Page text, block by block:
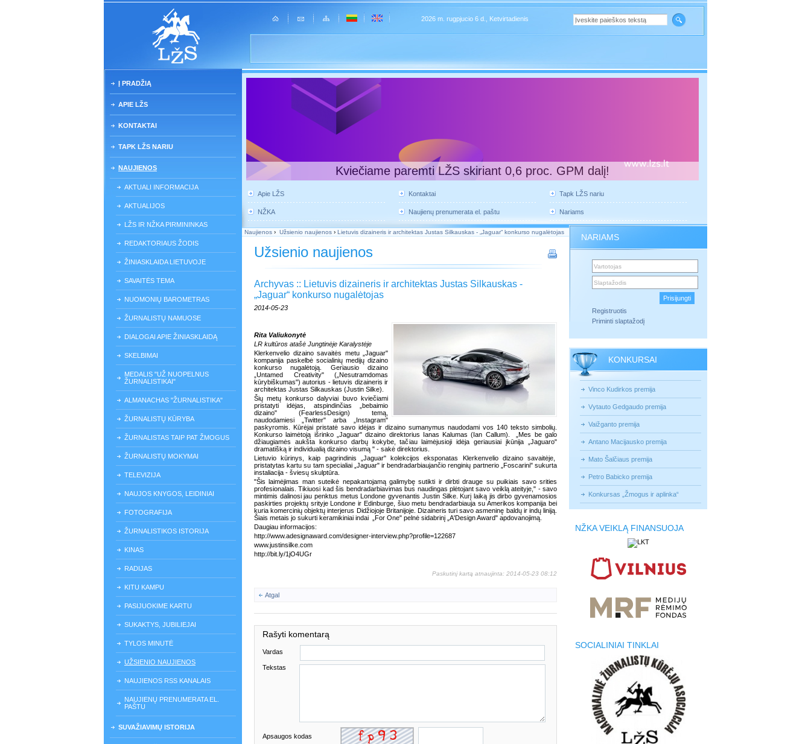
2026 m. rugpjucio 6 d., Ketvirtadienis
Į PRADŽIĄ
APIE LŽS
KONTAKTAI
TAPK LŽS NARIU
NAUJIENOS
AKTUALI INFORMACIJA
AKTUALIJOS
LŽS IR NŽKA PIRMININKAS
REDAKTORIAUS ŽODIS
ŽINIASKLAIDA LIETUVOJE
SAVAITĖS TEMA
NUOMONIŲ BAROMETRAS
ŽURNALISTŲ NAMUOSE
DIALOGAI APIE ŽINIASKLAIDĄ
SKELBIMAI
MEDALIS "UŽ NUOPELNUS
ŽURNALISTIKAI"
ALMANACHAS "ŽURNALISTIKA"
ŽURNALISTŲ KŪRYBA
ŽURNALISTAS TAIP PAT ŽMOGUS
ŽURNALISTŲ MOKYMAI
TELEVIZIJA
NAUJOS KNYGOS, LEIDINIAI
FOTOGRAFIJA
ŽURNALISTIKOS ISTORIJA
KINAS
RADIJAS
KITU KAMPU
PASIJUOKIME KARTU
SUKAKTYS, JUBILIEJAI
TYLOS MINUTĖ
UŽSIENIO NAUJIENOS
NAUJIENOS RSS KANALAIS
NAUJIENŲ PRENUMERATA EL.
PAŠTU
SUVAŽIAVIMŲ ISTORIJA
Kviečiame paremti LŽS skiriant 0,6 proc. GPM dalį!
Apie LŽS Kontaktai Tapk LŽS nariu
NŽKA Naujienų prenumerata el. paštu Nariams
Naujienos › Užsienio naujienos › Lietuvis dizaineris ir architektas Justas Silkauskas - „Jaguar“ konkurso nugalėtojas
Užsienio naujienos
Archyvas :: Lietuvis dizaineris ir architektas Justas Silkauskas -
„Jaguar“ konkurso nugalėtojas
2014-05-23
Rita Valiukonytė
LR kultūros atašė Jungtinėje Karalystėje
Klerkenvelio dizaino savaitės metu „Jaguar"
kompanija paskelbė socialinių medijų dizaino
konkurso nugalėtoją. Geriausio dizaino
„Untamed Creativity" („Nesutramdomas
kūrybiškumas") autorius - lietuvis dizaineris ir
architektas Justas Silkauskas (Justin Silke).
Šių metų konkurso dalyviai buvo kviečiami
pristatyti idėjas, atspindinčias „bebaimio
dizaino" (FearlessDesign) temą,
naudodamiesi „Twitter" arba „Instagram"
paskyromis. Kūrėjai pristatė savo idėjas ir dizaino sumanymus naudodami vos 140 teksto simbolių.
Konkurso laimėtoją išrinko „Jaguar" dizaino direktorius Ianas Kalumas (Ian Callum).
„Mes be galo
džiaugiamės aukšta konkurso darbų kokybe, tačiau laimėjusioji idėja geriausiai įkūnija „Jaguaro"
dramatišką ir individualią dizaino visumą " - sakė direktorius.
Lietuvio kūrinys, kaip pagrindinis „Jaguar" kolekcijos eksponatas Klerkenvelio dizaino savaitėje,
pristatytas kartu su tam specialiai „Jaguar" ir bendradarbiaujančio renginių partnerio „Foscarini" sukurta
instaliacija - šviesų skulptūra.
"Šis laimėjimas man suteikė nepakartojamą galimybę sutikti ir dirbti drauge su puikiais savo srities
profesionalais. Tikiuosi kad šis bendradarbiavimas bus naudingas plėtojant savo veiklą ateityje," - savo
mintimis dalinosi jau penktus metus Londone gyvenantis Justin Silke. Kurį laiką jis dirbo gyvenamosios
paskirties projektų srityje Londone ir Edinburge, šiuo metu bendradarbiauja su Amerikos kompanija bei
kuria komercinių objektų interjerus Didžiojoje Britanijoje. Dizaineris turi savo asmeninę baldų ir indų liniją.
Šiais metais jo sukurti keramikiniai indai
„For One" pelnė sidabrinį „A'Design Award" apdovanojimą.
Daugiau informacijos:
http://www.adesignaward.com/designer-interview.php?profile=122687
www.justinsilke.com
http://bit.ly/1jO4UGr
Paskutinį kartą atnaujinta: 2014-05-23 08:12
Atgal
Rašyti komentarą
Vardas
Tekstas
Apsaugos kodas
NARIAMS
Registruotis
Priminti slaptažodį
KONKURSAI
Vinco Kudirkos premija
Vytauto Gedgaudo premija
Vaižganto premija
Antano Macijausko premija
Mato Šalčiaus premija
Petro Babicko premija
Konkursas „Žmogus ir aplinka“
NŽKA VEIKLĄ FINANSUOJA
SOCIALINIAI TINKLAI